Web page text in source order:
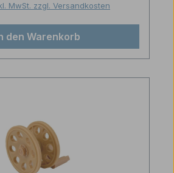
MwSt. zzgl. Versandkosten
den Warenkorb